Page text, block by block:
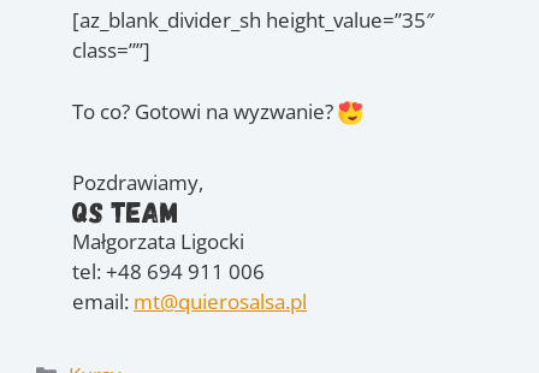
[az_blank_divider_sh height_value=”35″
class=””]
To co? Gotowi na wyzwanie?
Pozdrawiamy,
QS Team
Małgorzata Ligocki
tel: +48 694 911 006
email: mt@quierosalsa.pl